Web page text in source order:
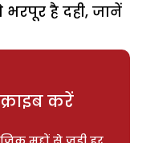
भरपूर है दही, जानें
करें